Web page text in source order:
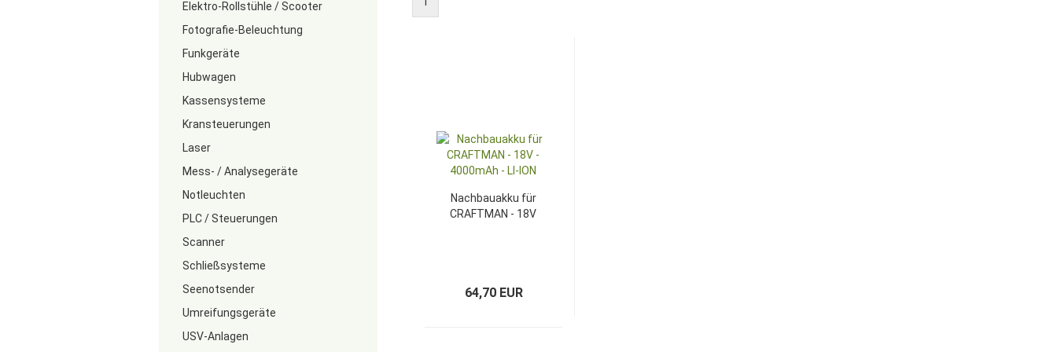
Nachbauakku für
CRAFTMAN - 18V
64,70 EUR
Elektro-Rollstühle / Scooter
Fotografie-Beleuchtung
Funkgeräte
Hubwagen
Kassensysteme
Kransteuerungen
Laser
Mess- / Analysegeräte
Notleuchten
PLC / Steuerungen
Scanner
Schließsysteme
Seenotsender
Umreifungsgeräte
USV-Anlagen